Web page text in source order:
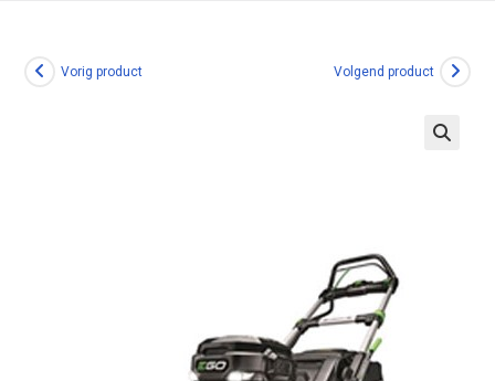
Vorig product Volgend product